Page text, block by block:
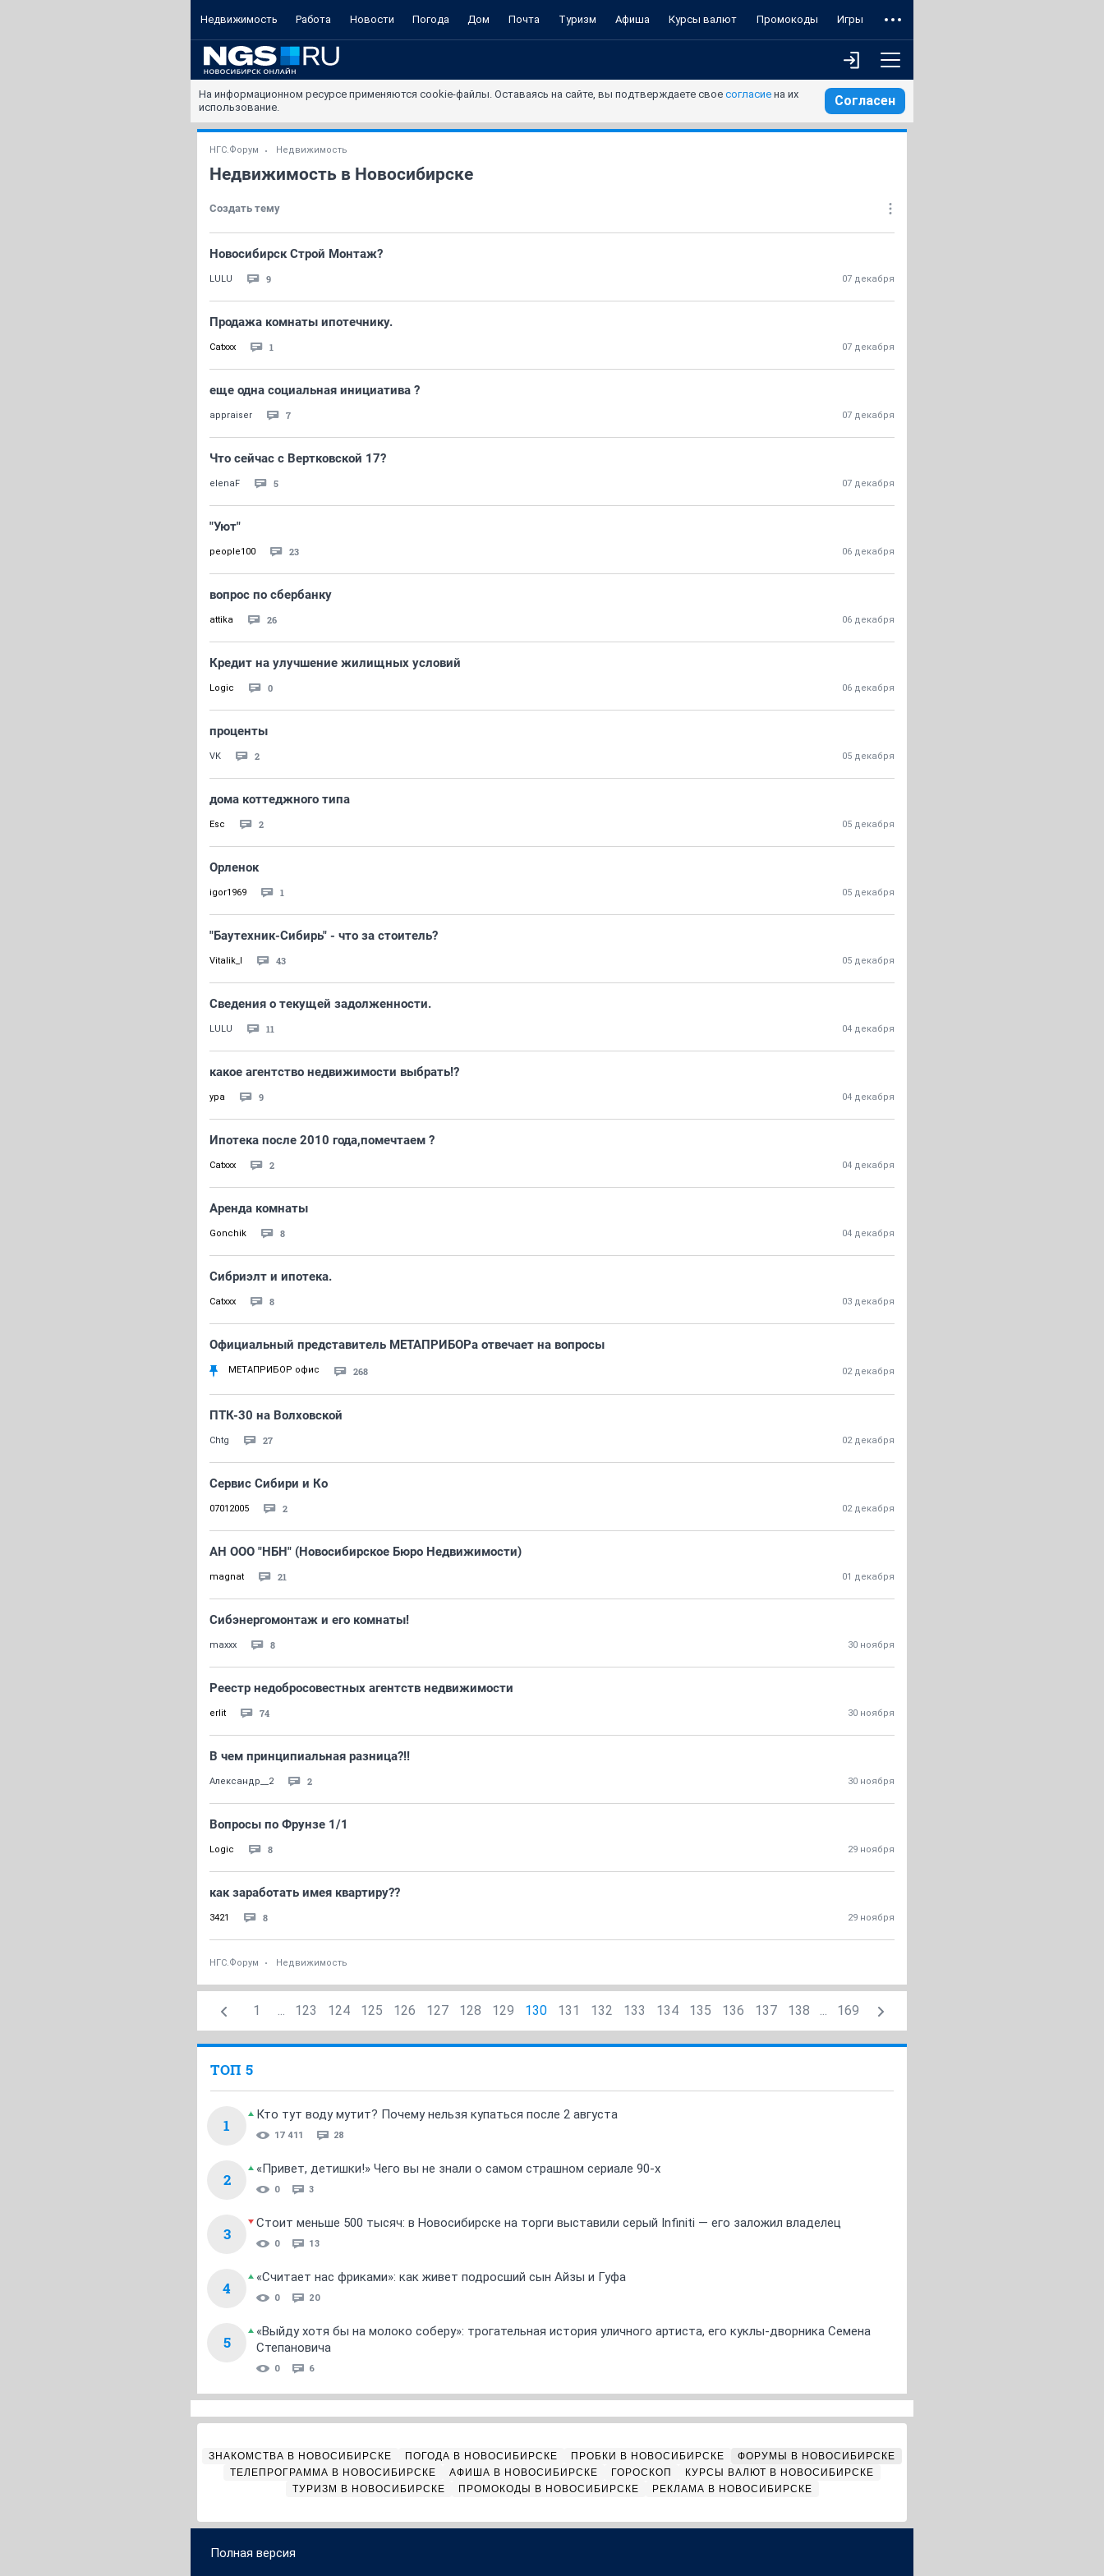
Недвижимость Работа Новости Погода Дом Почта Туризм Афиша Курсы валют Промокоды Игры
На информационном ресурсе применяются cookie-файлы. Оставаясь на сайте, вы подтверждаете свое согласие на их
использование.
Согласен
НГС.Форум Недвижимость
Недвижимость в Новосибирске
Создать тему
Новосибирск Строй Монтаж?
LULU 9 07 декабря
Продажа комнаты ипотечнику.
Catxxx 1 07 декабря
еще одна социальная инициатива ?
appraiser 7 07 декабря
Что сейчас с Вертковской 17?
elenaF 5 07 декабря
"Уют"
people100 23 06 декабря
вопрос по сбербанку
attika 26 06 декабря
Кредит на улучшение жилищных условий
Logic 0 06 декабря
проценты
VK 2 05 декабря
дома коттеджного типа
Esc 2 05 декабря
Орленок
igor1969 1 05 декабря
"Баутехник-Сибирь" - что за стоитель?
Vitalik_I 43 05 декабря
Сведения о текущей задолженности.
LULU 11 04 декабря
какое агентство недвижимости выбрать!?
ура 9 04 декабря
Ипотека после 2010 года,помечтаем ?
Catxxx 2 04 декабря
Аренда комнаты
Gonchik 8 04 декабря
Сибриэлт и ипотека.
Catxxx 8 03 декабря
Официальный представитель МЕТАПРИБОРа отвечает на вопросы
МЕТАПРИБОР офис 268 02 декабря
ПТК-30 на Волховской
Chtg 27 02 декабря
Сервис Сибири и Ко
07012005 2 02 декабря
АН ООО "НБН" (Новосибирское Бюро Недвижимости)
magnat 21 01 декабря
Сибэнергомонтаж и его комнаты!
maxxx 8 30 ноября
Реестр недобросовестных агентств недвижимости
erlit 74 30 ноября
В чем принципиальная разница?!!
Александр__2 2 30 ноября
Вопросы по Фрунзе 1/1
Logic 8 29 ноября
как заработать имея квартиру??
3421 8 29 ноября
НГС.Форум Недвижимость
1 ... 123 124 125 126 127 128 129 130 131 132 133 134 135 136 137 138 ... 169
ТОП 5
1
Кто тут воду мутит? Почему нельзя купаться после 2 августа
17 411 28
2
«Привет, детишки!» Чего вы не знали о самом страшном сериале 90-х
0 3
3
Стоит меньше 500 тысяч: в Новосибирске на торги выставили серый Infiniti — его заложил владелец
0 13
4
«Считает нас фриками»: как живет подросший сын Айзы и Гуфа
0 20
5
«Выйду хотя бы на молоко соберу»: трогательная история уличного артиста, его куклы-дворника Семена
Степановича
0 6
ЗНАКОМСТВА В НОВОСИБИРСКЕ ПОГОДА В НОВОСИБИРСКЕ ПРОБКИ В НОВОСИБИРСКЕ
ФОРУМЫ В НОВОСИБИРСКЕ
ТЕЛЕПРОГРАММА В НОВОСИБИРСКЕ
АФИША В НОВОСИБИРСКЕ ГОРОСКОП
КУРСЫ ВАЛЮТ В НОВОСИБИРСКЕ
ТУРИЗМ В НОВОСИБИРСКЕ
ПРОМОКОДЫ В НОВОСИБИРСКЕ РЕКЛАМА В НОВОСИБИРСКЕ
Полная версия